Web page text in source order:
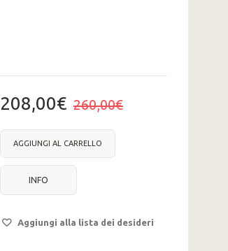
208,00€ 260,00€
AGGIUNGI AL CARRELLO
INFO
Aggiungi alla lista dei desideri